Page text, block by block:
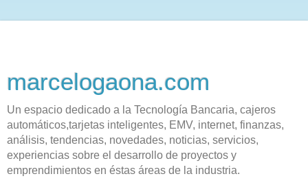
marcelogaona.com
Un espacio dedicado a la Tecnología Bancaria, cajeros
automáticos,tarjetas inteligentes, EMV, internet, finanzas,
análisis, tendencias, novedades, noticias, servicios,
experiencias sobre el desarrollo de proyectos y
emprendimientos en éstas áreas de la industria.